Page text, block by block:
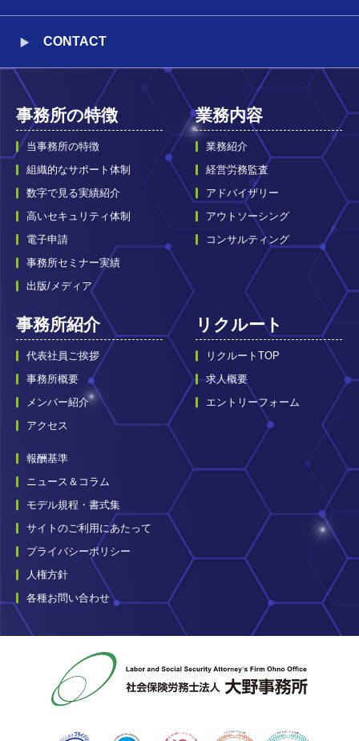
CONTACT
事務所の特徴
当事務所の特徴
組織的なサポート体制
数字で見る実績紹介
高いセキュリティ体制
電子申請
事務所セミナー実績
出版/メディア
業務内容
業務紹介
経営労務監査
アドバイザリー
アウトソーシング
コンサルティング
事務所紹介
代表社員ご挨拶
事務所概要
メンバー紹介
アクセス
リクルート
リクルートTOP
求人概要
エントリーフォーム
報酬基準
ニュース＆コラム
モデル規程・書式集
サイトのご利用にあたって
プライバシーポリシー
人権方針
各種お問い合わせ